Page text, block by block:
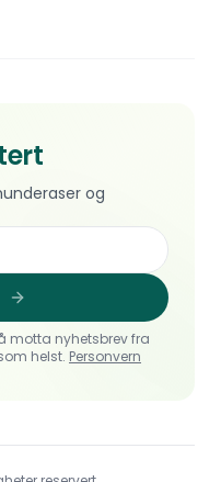
og
motta nyhetsbrev fra
helst. Personvern